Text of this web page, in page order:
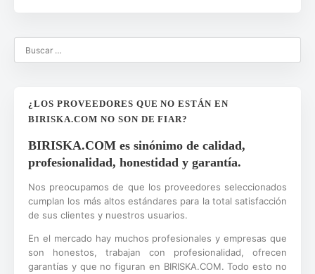
¿LOS PROVEEDORES QUE NO ESTÁN EN
BIRISKA.COM NO SON DE FIAR?
BIRISKA.COM es sinónimo de calidad,
profesionalidad, honestidad y garantía.
Nos preocupamos de que los proveedores seleccionados
cumplan los más altos estándares para la total satisfacción
de sus clientes y nuestros usuarios.
En el mercado hay muchos profesionales y empresas que
son honestos, trabajan con profesionalidad, ofrecen
garantías y que no figuran en BIRISKA.COM. Todo esto no